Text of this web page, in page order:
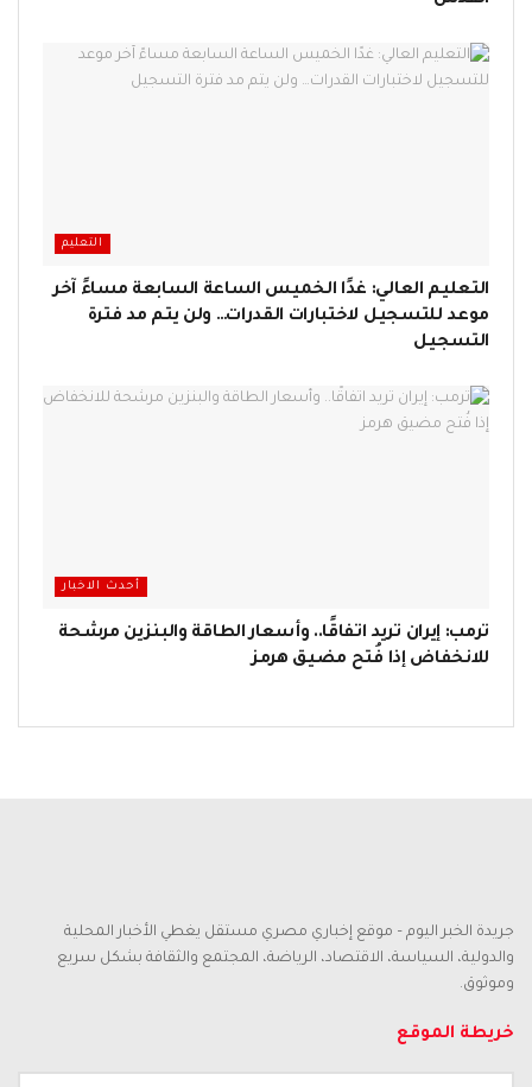
التعليم
التعليم العالي: غدًا الخميس الساعة السابعة مساءً آخر
موعد للتسجيل لاختبارات القدرات… ولن يتم مد فترة
التسجيل
أحدث الاخبار
ترمب: إيران تريد اتفاقًا.. وأسعار الطاقة والبنزين مرشحة
للانخفاض إذا فُتح مضيق هرمز
جريدة الخبر اليوم – موقع إخباري مصري مستقل يغطي الأخبار المحلية
والدولية، السياسة، الاقتصاد، الرياضة، المجتمع والثقافة بشكل سريع
وموثوق.
خريطة الموقع